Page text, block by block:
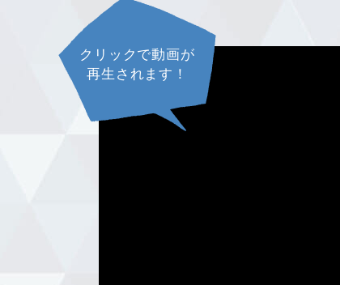
クリックで動画が
再生されます！